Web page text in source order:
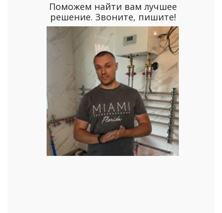
Поможем найти вам лучшее
решение. Звоните, пишите!